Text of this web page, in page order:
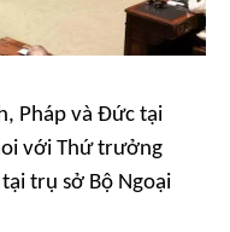
Pháp và Đức tại
với Thứ trưởng
trụ sở Bộ Ngoại